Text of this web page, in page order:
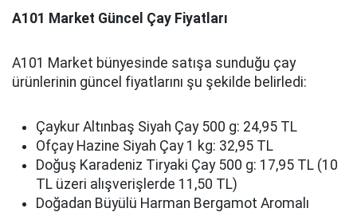
A101 Market Güncel Çay Fiyatları
A101 Market bünyesinde satışa sunduğu çay
ürünlerinin güncel fiyatlarını şu şekilde belirledi:
Çaykur Altınbaş Siyah Çay 500 g: 24,95 TL
Ofçay Hazine Siyah Çay 1 kg: 32,95 TL
Doğuş Karadeniz Tiryaki Çay 500 g: 17,95 TL (10
TL üzeri alışverişlerde 11,50 TL)
Doğadan Büyülü Harman Bergamot Aromalı